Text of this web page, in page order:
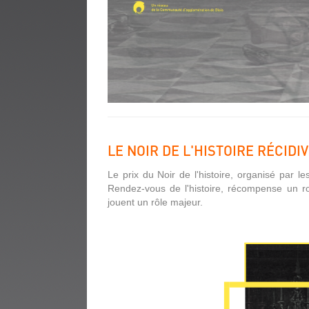
LE NOIR DE L'HISTOIRE
Le prix du Noir de l'histoire, organisé par
Rendez-vous de l'histoire, récompense un
jouent un rôle majeur.